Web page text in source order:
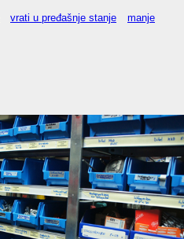
vrati u pređašnje stanje manje